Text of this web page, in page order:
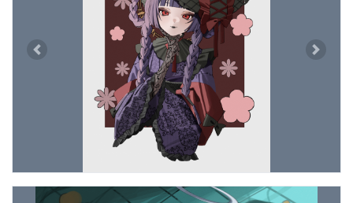
Previous Next